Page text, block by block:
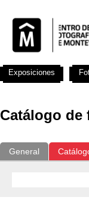
Catálogo de
General
Exposiciones